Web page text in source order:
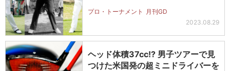
プロ・トーナメント
月刊GD
2023.08.29
ヘッド体積37cc!? 男子ツアーで見
つけた米国発の超ミニドライバーを